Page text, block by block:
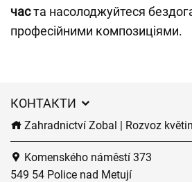
часта насолоджуйтеся
професійними композиціями.
КОНТАКТИ
Zahradnictví Zobal | Rozvoz květin
Komenského náměstí 373
549 54 Police nad Metují